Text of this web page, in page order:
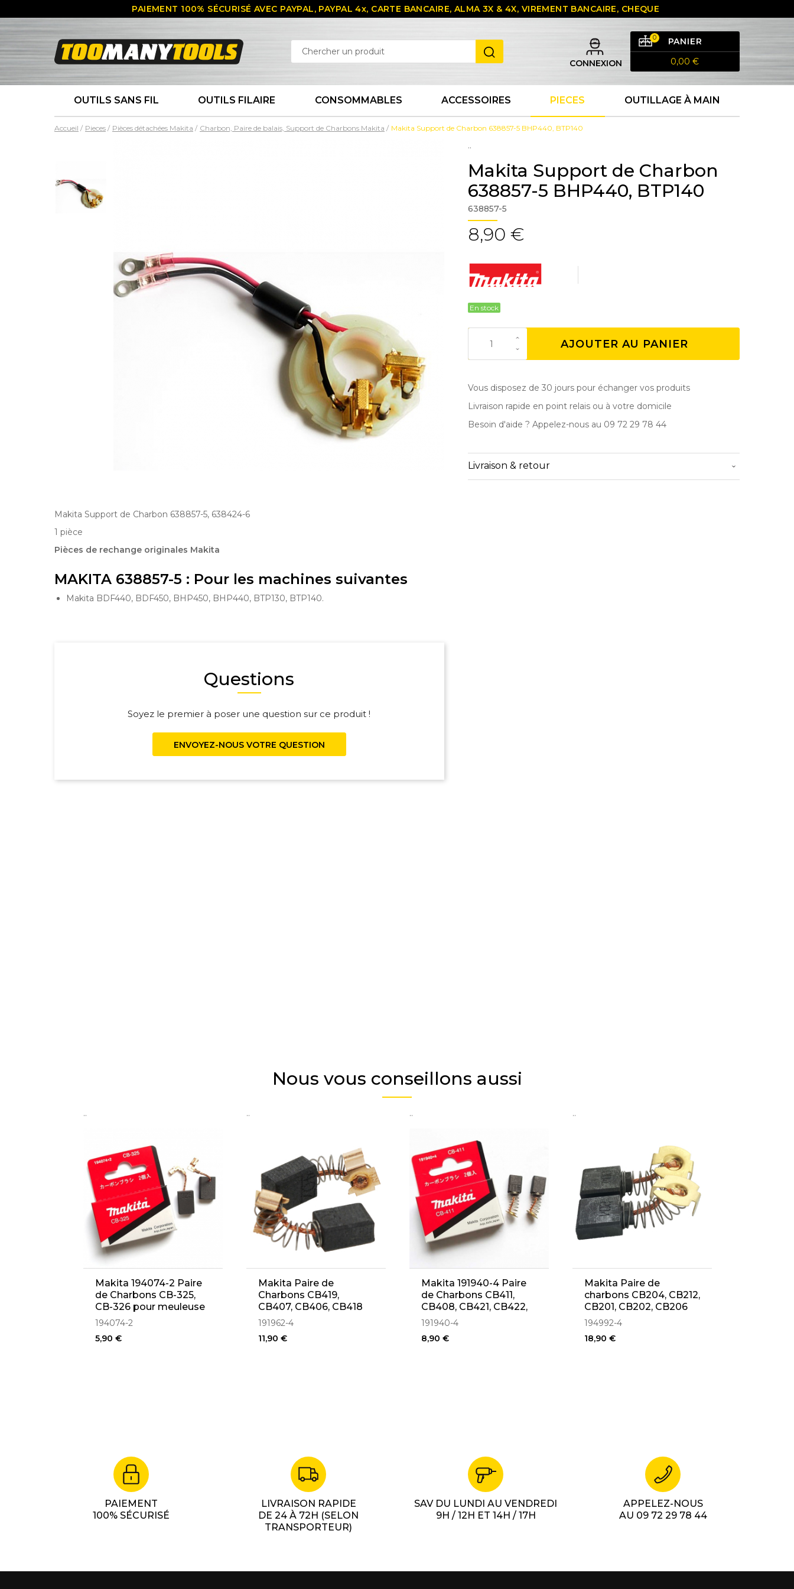
PAIEMENT 100% SÉCURISÉ AVEC PAYPAL, PAYPAL 4x, CARTE BANCAIRE, ALMA 3X & 4X, VIREMENT BANCAIRE, CHEQUE
CONNEXION
PANIER
0
0,00 €
OUTILS SANS FIL OUTILS FILAIRE CONSOMMABLES ACCESSOIRES PIECES OUTILLAGE À MAIN
Accueil Pieces Pièces détachées Makita Charbon, Paire de balais, Support de Charbons Makita Makita Support de Charbon 638857-5 BHP440, BTP140
Makita Support de Charbon 638857-5, 638424-6
1 pièce
Pièces de rechange originales Makita
MAKITA 638857-5 : Pour les machines suivantes
Makita BDF440, BDF450, BHP450, BHP440, BTP130, BTP140.
Questions
Soyez le premier à poser une question sur ce produit !
ENVOYEZ-NOUS VOTRE QUESTION
..
Makita Support de Charbon
638857-5 BHP440, BTP140
638857-5
8,90 €
En stock
AJOUTER AU PANIER
Vous disposez de 30 jours pour échanger vos produits
Livraison rapide en point relais ou à votre domicile
Besoin d'aide ? Appelez-nous au 09 72 29 78 44
Livraison & retour
Nous vous conseillons aussi
..
Makita 194074-2 Paire
de Charbons CB-325,
CB-326 pour meuleuse
9554HN, 9554NB,
9557HN, 9557NB,
194074-2
5,90 €
..
Makita Paire de
Charbons CB419,
CB407, CB406, CB418
(191962-4 - 195015-1)
191962-4
11,90 €
..
Makita 191940-4 Paire
de Charbons CB411,
CB408, CB421, CB422,
CB451, CB453, CB454,
195010-1
191940-4
8,90 €
..
Makita Paire de
charbons CB204, CB212,
CB201, CB202, CB206
(191957-7 - 194992-4)
194992-4
18,90 €
PAIEMENT
100% SÉCURISÉ
LIVRAISON RAPIDE
DE 24 À 72H (SELON
TRANSPORTEUR)
SAV DU LUNDI AU VENDREDI
9H / 12H ET 14H / 17H
APPELEZ-NOUS
AU 09 72 29 78 44